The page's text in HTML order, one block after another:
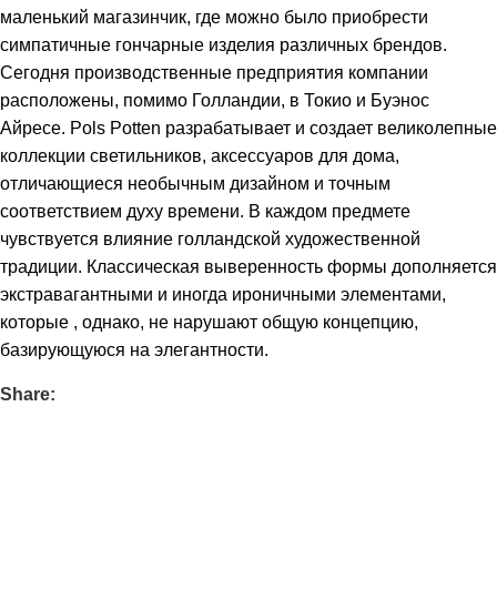
маленький магазинчик, где можно было приобрести
симпатичные гончарные изделия различных брендов.
Сегодня производственные предприятия компании
расположены, помимо Голландии, в Токио и Буэнос
Айресе. Pols Potten разрабатывает и создает великолепные
коллекции светильников, аксессуаров для дома,
отличающиеся необычным дизайном и точным
соответствием духу времени. В каждом предмете
чувствуется влияние голландской художественной
традиции. Классическая выверенность формы дополняется
экстравагантными и иногда ироничными элементами,
которые , однако, не нарушают общую концепцию,
базирующуюся на элегантности.
Share: